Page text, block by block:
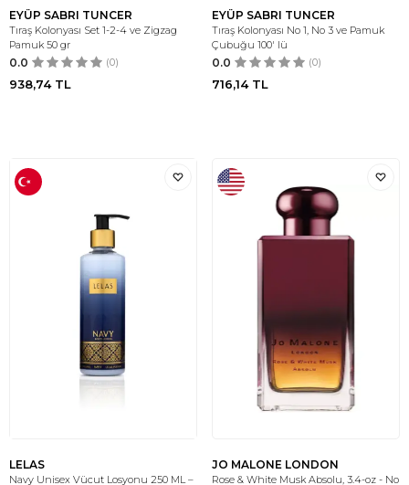
EYÜP SABRI TUNCER
Tıraş Kolonyası Set 1-2-4 ve Zigzag
Pamuk 50 gr
0.0 (0)
938,74TL
EYÜP SABRI TUNCER
Tıraş Kolonyası No 1, No 3 ve Pamuk
Çubuğu 100' lü
0.0 (0)
716,14TL
LELAS
Navy Unisex Vücut Losyonu 250 ML –
JO MALONE LONDON
Rose & White Musk Absolu, 3.4-oz - No